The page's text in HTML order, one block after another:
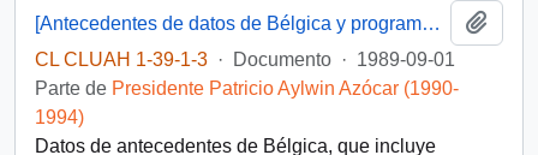
[Antecedentes de datos de Bélgica y programa de visita de Patricio Aylwin a Bélgica]
CL CLUAH 1-39-1-3 · Documento · 1989-09-01
Parte de Presidente Patricio Aylwin Azócar (1990-
1994)
Datos de antecedentes de Bélgica, que incluye